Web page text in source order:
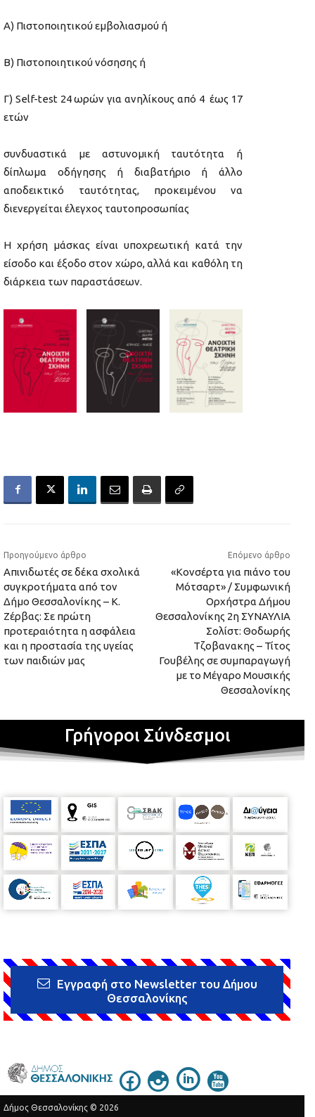
Α) Πιστοποιητικού εμβολιασμού ή
Β) Πιστοποιητικού νόσησης ή
Γ) Self-test 24 ωρών για ανηλίκους από 4 έως 17
ετών
συνδυαστικά με αστυνομική ταυτότητα ή
δίπλωμα οδήγησης ή διαβατήριο ή άλλο
αποδεικτικό ταυτότητας, προκειμένου να
διενεργείται έλεγχος ταυτοπροσωπίας
Η χρήση μάσκας είναι υποχρεωτική κατά την
είσοδο και έξοδο στον χώρο, αλλά και καθόλη τη
διάρκεια των παραστάσεων.
Προηγούμενο άρθρο
Απινιδωτές σε δέκα σχολικά
συγκροτήματα από τον
Δήμο Θεσσαλονίκης – Κ.
Ζέρβας: Σε πρώτη
προτεραιότητα η ασφάλεια
και η προστασία της υγείας
των παιδιών μας
Επόμενο άρθρο
«Κονσέρτα για πιάνο του
Μότσαρτ» / Συμφωνική
Ορχήστρα Δήμου
Θεσσαλονίκης 2η ΣΥΝΑΥΛΙΑ
Σολίστ: Θοδωρής
Τζοβανακης – Τίτος
Γουβέλης σε συμπαραγωγή
με το Μέγαρο Μουσικής
Θεσσαλονίκης
Γρήγοροι Σύνδεσμοι
Εγγραφή στο Newsletter του Δήμου
Θεσσαλονίκης
Δήμος Θεσσαλονίκης © 2026